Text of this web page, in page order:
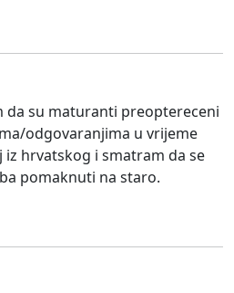
da su maturanti preoptereceni
odgovaranjima u vrijeme
iz hrvatskog i smatram da se
pomaknuti na staro.